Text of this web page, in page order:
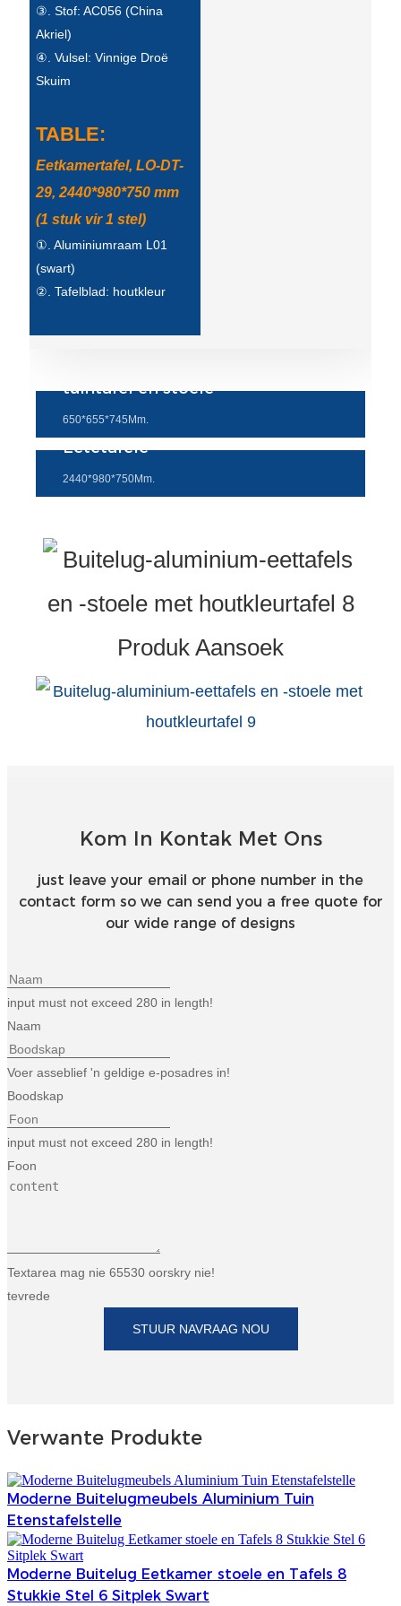
Hmong
③. Stof: AC056 (China
Akriel)
④. Vulsel: Vinnige Droë
Skuim
TABLE:
Eetkamertafel, LO-DT-
29, 2440*980*750 mm
(1 stuk vir 1 stel)
①. Aluminiumraam L01
(swart)
②. Tafelblad: houtkleur
tuintafel en stoele
650*655*745Mm.
Eetetafele
2440*980*750Mm.
Produk Aansoek
Kom In Kontak Met Ons
just leave your email or phone number in the
contact form so we can send you a free quote for
our wide range of designs
input must not exceed 280 in length!
Naam
Voer asseblief 'n geldige e-posadres in!
Boodskap
input must not exceed 280 in length!
Foon
Textarea mag nie 65530 oorskry nie!
tevrede
STUUR NAVRAAG NOU
Verwante Produkte
Moderne Buitelugmeubels Aluminium Tuin
Etenstafelstelle
Moderne Buitelug Eetkamer stoele en Tafels 8
Stukkie Stel 6 Sitplek Swart